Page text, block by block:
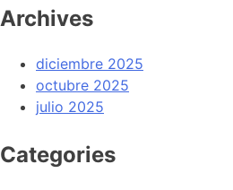
Archives
diciembre 2025
octubre 2025
julio 2025
Categories